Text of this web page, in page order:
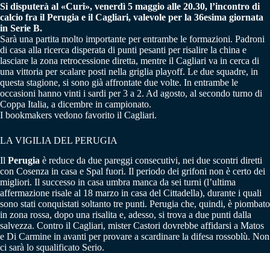
Si disputerà al «Curi», venerdì 5 maggio alle 20.30, l’incontro di
calcio fra il Perugia e il Cagliari, valevole per la 36esima giornata
in Serie B.
Sarà una partita molto importante per entrambe le formazioni. Padroni
di casa alla ricerca disperata di punti pesanti per risalire la china e
lasciare la zona retrocessione diretta, mentre il Cagliari va in cerca di
una vittoria per scalare posti nella griglia playoff. Le due squadre, in
questa stagione, si sono già affrontate due volte. In entrambe le
occasioni hanno vinti i sardi per 3 a 2. Ad agosto, al secondo turno di
Coppa Italia, a dicembre in campionato.
I bookmakers vedono favorito il Cagliari.
LA VIGILIA DEL PERUGIA
Il Perugia è reduce da due pareggi consecutivi, nei due scontri diretti
con Cosenza in casa e Spal fuori. Il periodo dei grifoni non è certo dei
migliori. Il successo in casa umbra manca da sei turni (l’ultima
affermazione risale al 18 marzo in casa del Cittadella), durante i quali
sono stati conquistati soltanto tre punti. Perugia che, quindi, è piombato
in zona rossa, dopo una risalita e, adesso, si trova a due punti dalla
salvezza. Contro il Cagliari, mister Castori dovrebbe affidarsi a Matos
e Di Carmine in avanti per provare a scardinare la difesa rossoblù. Non
ci sarà lo squalificato Serio.